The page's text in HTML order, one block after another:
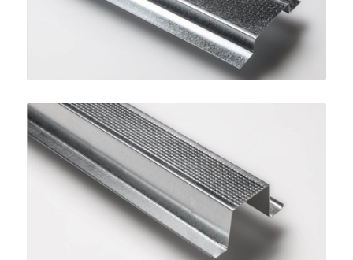
Profilo Omega 38
SINIAT